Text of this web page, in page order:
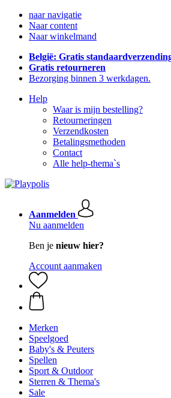
naar navigatie
Naar content
Naar winkelmand
België: Gratis
Gratis retourneren
Bezorging binnen 3 werkdagen.
Help
Waar is mijn bestelling?
Retourneringen
Verzendkosten
Betalingsmethoden
Contact
Alle help-thema`s
Aanmelden
Nu aanmelden
Ben je nieuw hier?
Account aanmaken
Merken
Speelgoed
Baby's & Peuters
Spellen
Sport & Outdoor
Sterren & Thema's
Sale